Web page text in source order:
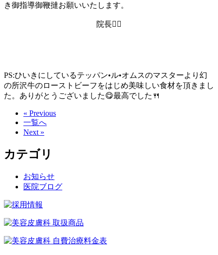
き御指導御鞭撻お願いいたします。
院長👨‍⚕️
PS:ひいきにしているテッパン•ル•オムスのマスターより幻
の所沢牛のローストビーフをはじめ美味しい食材を頂きまし
た。ありがとうございました😋最高でした🍴
« Previous
一覧へ
Next »
カテゴリ
お知らせ
医院ブログ